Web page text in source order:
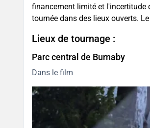
financement limité et l'incertitude
tournée dans des lieux ouverts.
Lieux de tournage :
Parc central de Burnaby
Dans le film